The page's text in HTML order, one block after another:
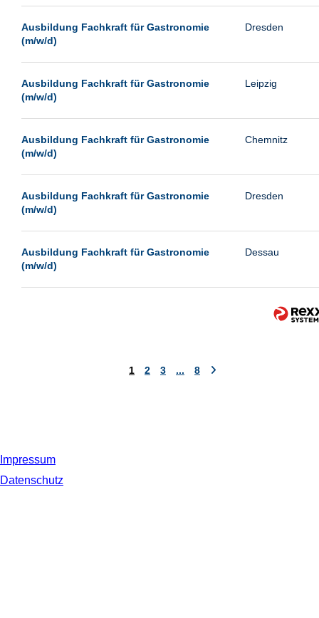
Ausbildung Fachkraft für Gastronomie
(m/w/d)
Dresden
Ausbildung Fachkraft für Gastronomie
(m/w/d)
Leipzig
Ausbildung Fachkraft für Gastronomie
(m/w/d)
Chemnitz
Ausbildung Fachkraft für Gastronomie
(m/w/d)
Dresden
Ausbildung Fachkraft für Gastronomie
(m/w/d)
Dessau
1 2 3 ... 8
Impressum
Datenschutz